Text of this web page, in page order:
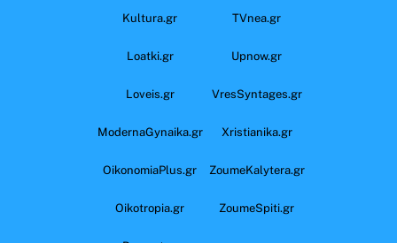
Kultura.gr TVnea.gr
Loatki.gr Upnow.gr
Loveis.gr VresSyntages.gr
ModernaGynaika.gr Xristianika.gr
OikonomiaPlus.gr ZoumeKalytera.gr
Oikotropia.gr ZoumeSpiti.gr